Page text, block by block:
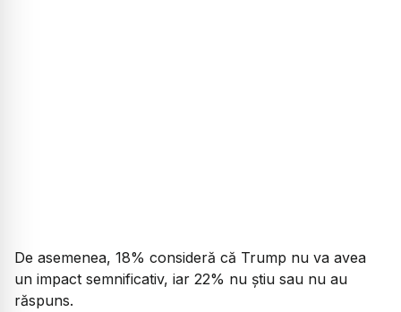
De asemenea, 18% consideră că Trump nu va avea
un impact semnificativ, iar 22% nu știu sau nu au
răspuns.